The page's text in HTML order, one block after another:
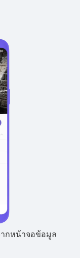
ากหน้าจอข้อมูล